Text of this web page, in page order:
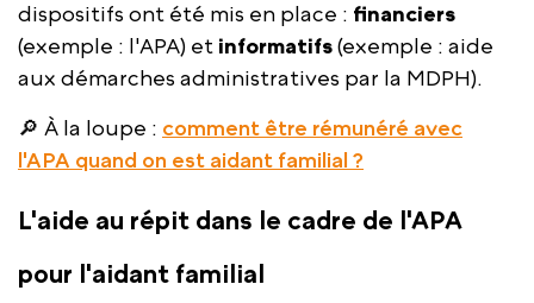
dispositifs ont été mis en place : financiers
(exemple : l'APA) et informatifs(exemple : aide
aux démarches administratives par la MDPH).
🔎 À la loupe : comment être rémunéré avec
l'APA quand on est aidant familial ?
L'aide au répit dans le cadre de l'APA
pour l'aidant familial